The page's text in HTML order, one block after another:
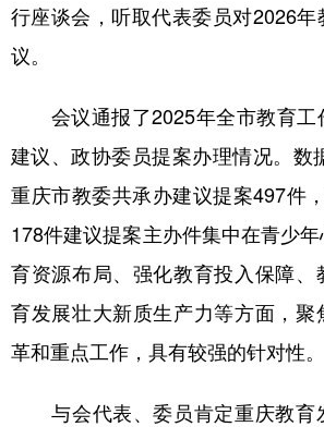
行座谈会，听取代表委员对2026
议。
会议通报了2025年全市教育工
建议、政协委员提案办理情况。数
重庆市教委共承办建议提案497件
178件建议提案主办件集中在青少
育资源布局、强化教育投入保障
育发展壮大新质生产力等方面，聚
革和重点工作，具有较强的针对性。
与会代表、委员肯定重庆教育